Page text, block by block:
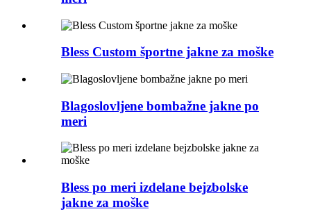
Bless Custom športne jakne za moške
Blagoslovljene bombažne jakne po
meri
Bless po meri izdelane bejzbolske
jakne za moške